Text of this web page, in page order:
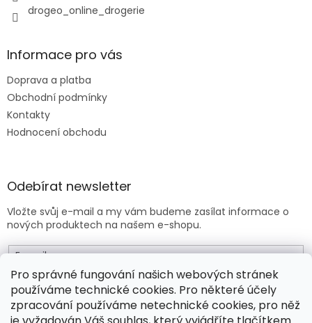
Pro správné fungování našich webových stránek
používáme technické cookies. Pro některé účely
zpracování používáme netechnické cookies, pro něž
drogeo_online_drogerie
Informace pro vás
Doprava a platba
Obchodní podmínky
Kontakty
Hodnocení obchodu
Odebírat newsletter
Vložte svůj e-mail a my vám budeme zasílat informace o
nových produktech na našem e-shopu.
E-mail
Vložením e-mailu souhlasíte sobchodními podmínkami .